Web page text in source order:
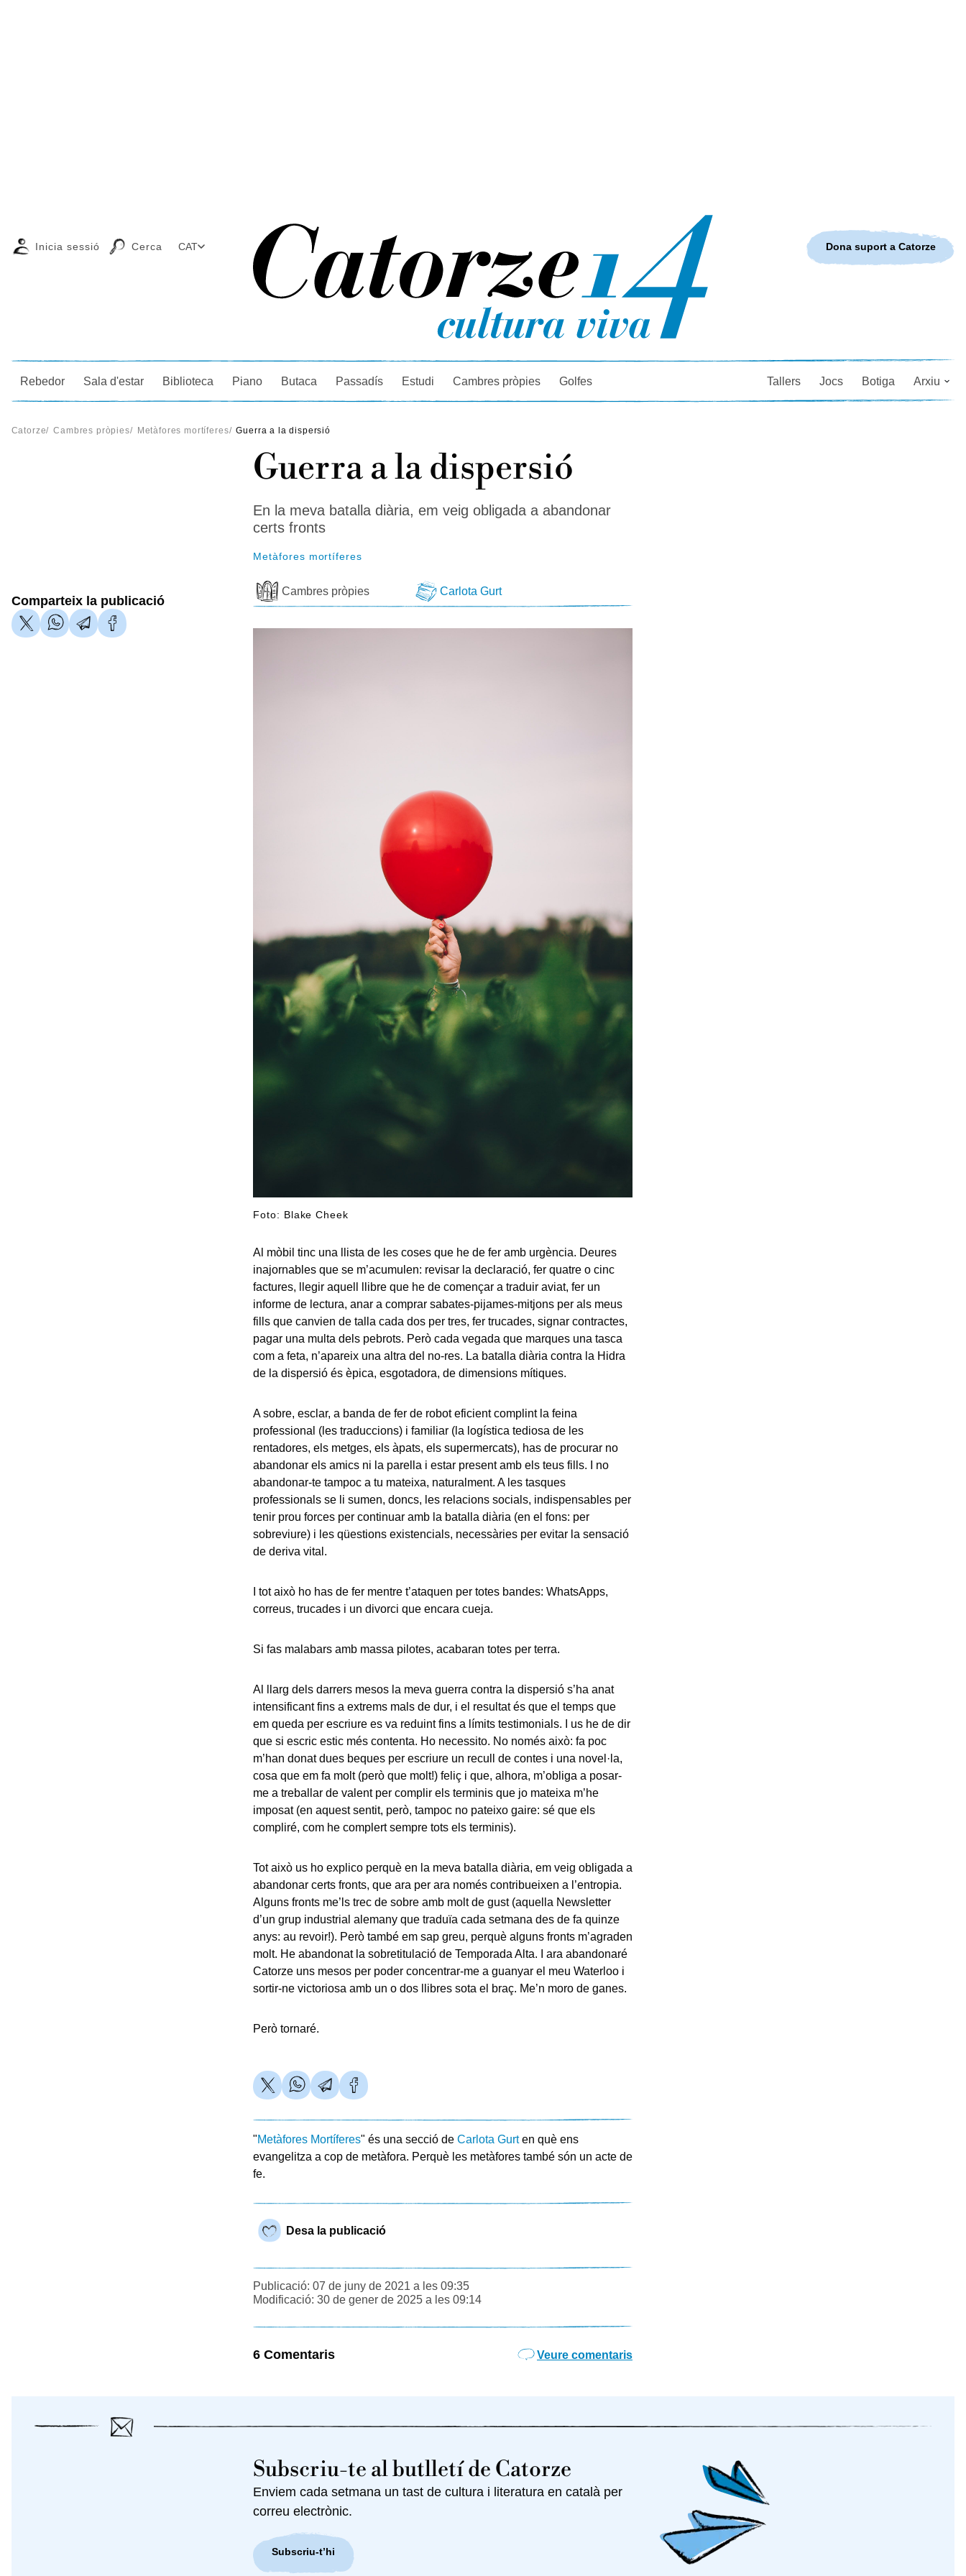
Cercador
Inicia sessió Cerca CAT
Rebedor Sala d'estar Biblioteca Piano Butaca Passadís Estudi Cambres pròpies Golfes Tallers Jocs Botiga Arxiu
Dona suport a Catorze
Catorze/ Cambres pròpies/ Metàfores mortíferes/ Guerra a la dispersió
Guerra a la dispersió
En la meva batalla diària, em veig obligada a abandonar
certs fronts
Metàfores mortíferes
Cambres pròpies Carlota Gurt
Comparteix la publicació
Foto: Blake Cheek
Al mòbil tinc una llista de les coses que he de fer amb urgència. Deures
inajornables que se m’acumulen: revisar la declaració, fer quatre o cinc
factures, llegir aquell llibre que he de començar a traduir aviat, fer un
informe de lectura, anar a comprar sabates-pijames-mitjons per als meus
fills que canvien de talla cada dos per tres, fer trucades, signar contractes,
pagar una multa dels pebrots. Però cada vegada que marques una tasca
com a feta, n’apareix una altra del no-res. La batalla diària contra la Hidra
de la dispersió és èpica, esgotadora, de dimensions mítiques.
A sobre, esclar, a banda de fer de robot eficient complint la feina
professional (les traduccions) i familiar (la logística tediosa de les
rentadores, els metges, els àpats, els supermercats), has de procurar no
abandonar els amics ni la parella i estar present amb els teus fills. I no
abandonar-te tampoc a tu mateixa, naturalment. A les tasques
professionals se li sumen, doncs, les relacions socials, indispensables per
tenir prou forces per continuar amb la batalla diària (en el fons: per
sobreviure) i les qüestions existencials, necessàries per evitar la sensació
de deriva vital.
I tot això ho has de fer mentre t’ataquen per totes bandes: WhatsApps,
correus, trucades i un divorci que encara cueja.
Si fas malabars amb massa pilotes, acabaran totes per terra.
Al llarg dels darrers mesos la meva guerra contra la dispersió s’ha anat
intensificant fins a extrems mals de dur, i el resultat és que el temps que
em queda per escriure es va reduint fins a límits testimonials. I us he de dir
que si escric estic més contenta. Ho necessito. No només això: fa poc
m’han donat dues beques per escriure un recull de contes i una novel·la,
cosa que em fa molt (però que molt!) feliç i que, alhora, m’obliga a posar-
me a treballar de valent per complir els terminis que jo mateixa m’he
imposat (en aquest sentit, però, tampoc no pateixo gaire: sé que els
compliré, com he complert sempre tots els terminis).
Tot això us ho explico perquè en la meva batalla diària, em veig obligada a
abandonar certs fronts, que ara per ara només contribueixen a l’entropia.
Alguns fronts me’ls trec de sobre amb molt de gust (aquella Newsletter
d’un grup industrial alemany que traduïa cada setmana des de fa quinze
anys: au revoir!). Però també em sap greu, perquè alguns fronts m’agraden
molt. He abandonat la sobretitulació de Temporada Alta. I ara abandonaré
Catorze uns mesos per poder concentrar-me a guanyar el meu Waterloo i
sortir-ne victoriosa amb un o dos llibres sota el braç. Me’n moro de ganes.
Però tornaré.
"Metàfores Mortíferes" és una secció de Carlota Gurten què ens
evangelitza a cop de metàfora. Perquè les metàfores també són un acte de
fe.
Desa la publicació
Publicació: 07 de juny de 2021 a les 09:35
Modificació: 30 de gener de 2025 a les 09:14
6 Comentaris Veure comentaris
Subscriu-te al butlletí de Catorze
Enviem cada setmana un tast de cultura i literatura en català per
correu electrònic.
Subscriu-t’hi